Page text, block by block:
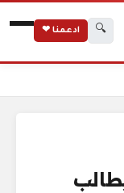
🔍 ادعمنا ❤